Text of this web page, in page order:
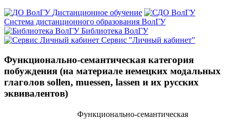
Дистанционное обучение
Система дистанционного образования ВолГУ
Библиотека ВолГУ
Сервис "Личный кабинет"
Функционально-семантическая категория
побуждения (на материале немецких модальных
глаголов sollen, muessen, lassen и их русских
эквивалентов)
Функционально-семантическая